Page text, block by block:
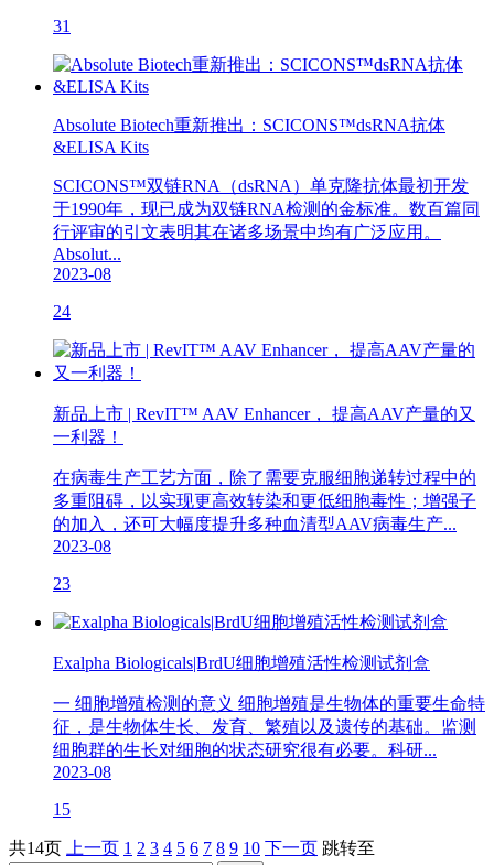
31
Absolute Biotech重新推出：SCICONS™dsRNA抗体
&ELISA Kits
SCICONS™双链RNA（dsRNA）单克隆抗体最初开发
于1990年，现已成为双链RNA检测的金标准。数百篇同
行评审的引文表明其在诸多场景中均有广泛应用。
Absolut...
2023-08
24
新品上市 | RevIT™ AAV Enhancer， 提高AAV产量的又
一利器！
在病毒生产工艺方面，除了需要克服细胞递转过程中的
多重阻碍，以实现更高效转染和更低细胞毒性；增强子
的加入，还可大幅度提升多种血清型AAV病毒生产...
2023-08
23
Exalpha Biologicals|BrdU细胞增殖活性检测试剂盒
一 细胞增殖检测的意义 细胞增殖是生物体的重要生命特
征，是生物体生长、发育、繁殖以及遗传的基础。监测
细胞群的生长对细胞的状态研究很有必要。科研...
2023-08
15
共14页 上一页 1 2 3 4 5 6 7 8 9 10 下一页 跳转至